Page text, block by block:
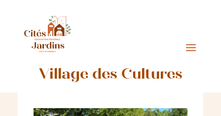
Village des Cultures